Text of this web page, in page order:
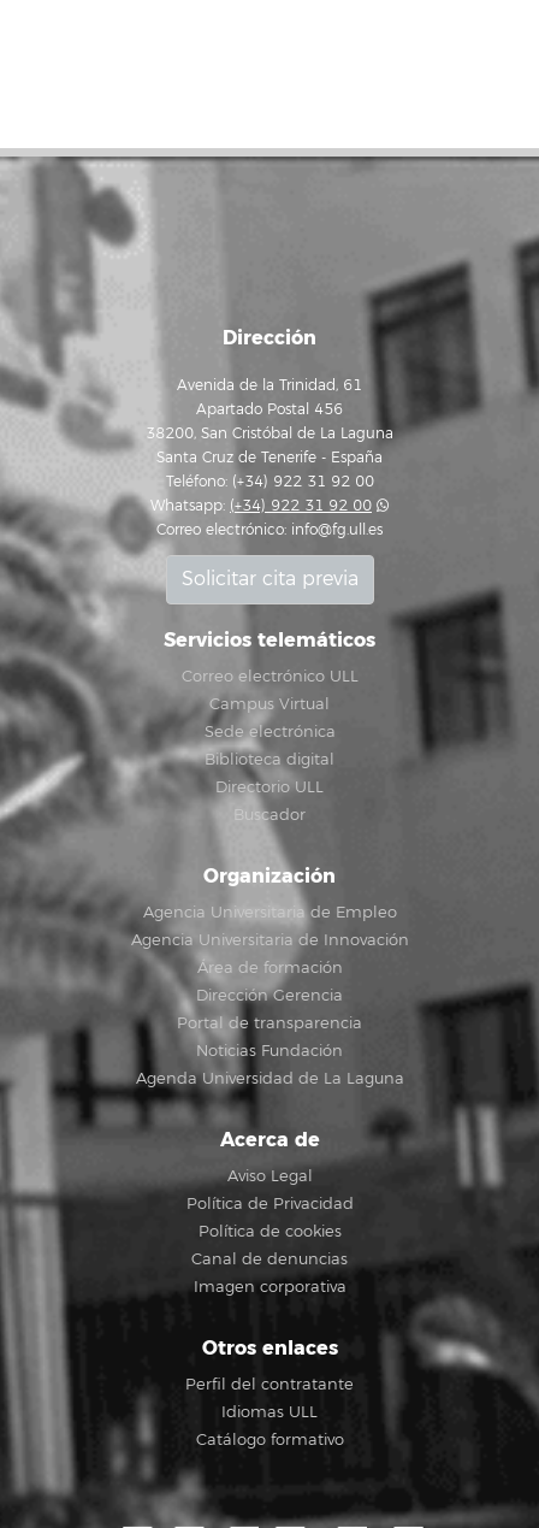
Dirección
Avenida de la Trinidad, 61
Apartado Postal 456
38200, San Cristóbal de La Laguna
Santa Cruz de Tenerife - España
Teléfono: (+34) 922 31 92 00
Whatsapp: (+34) 922 31 92 00
Correo electrónico: info@fg.ull.es
Solicitar cita previa
Servicios telemáticos
Correo electrónico ULL
Campus Virtual
Sede electrónica
Biblioteca digital
Directorio ULL
Buscador
Organización
Agencia Universitaria de Empleo
Agencia Universitaria de Innovación
Área de formación
Dirección Gerencia
Portal de transparencia
Noticias Fundación
Agenda Universidad de La Laguna
Acerca de
Aviso Legal
Política de Privacidad
Política de cookies
Canal de denuncias
Imagen corporativa
Otros enlaces
Perfil del contratante
Idiomas ULL
Catálogo formativo